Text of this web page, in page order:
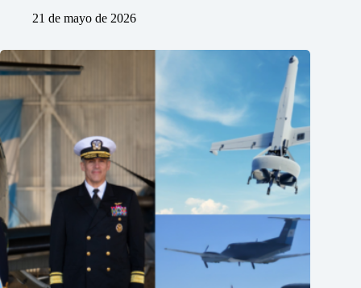
21 de mayo de 2026